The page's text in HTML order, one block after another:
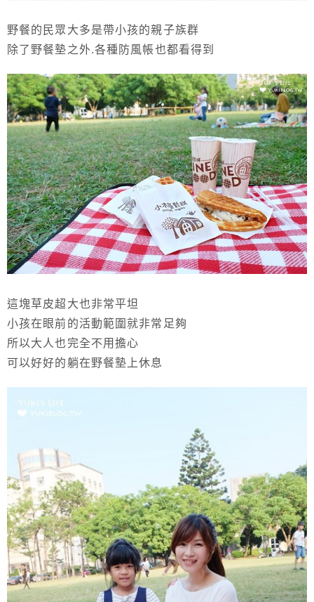
野餐的民眾大多是帶小孩的親子族群
除了野餐墊之外.各種防風帳也都看得到
這塊草皮超大也非常平坦
小孩在眼前的活動範圍就非常足夠
所以大人也完全不用擔心
可以好好的躺在野餐墊上休息